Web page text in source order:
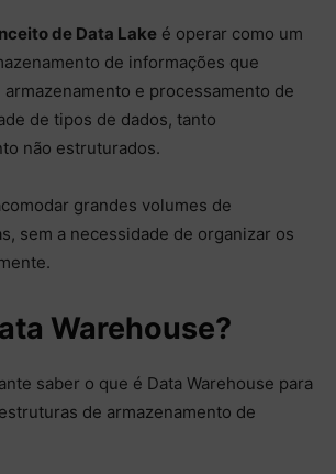
de Data Lake é operar como um
de informações que
e processamento de
de tipos de dados, tanto
não estruturados.
grandes volumes de
sem a necessidade de organizar os
Warehouse?
saber o que é Data Warehouse para
de armazenamento de